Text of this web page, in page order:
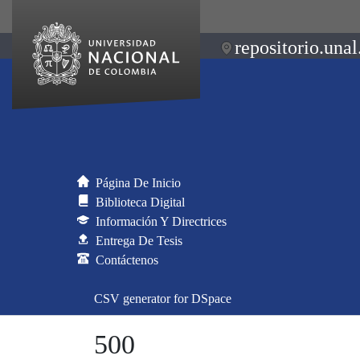
Página De Inicio
Biblioteca Digital
Información Y Directrices
Entrega De Tesis
Contáctenos
CSV generator for DSpace
500